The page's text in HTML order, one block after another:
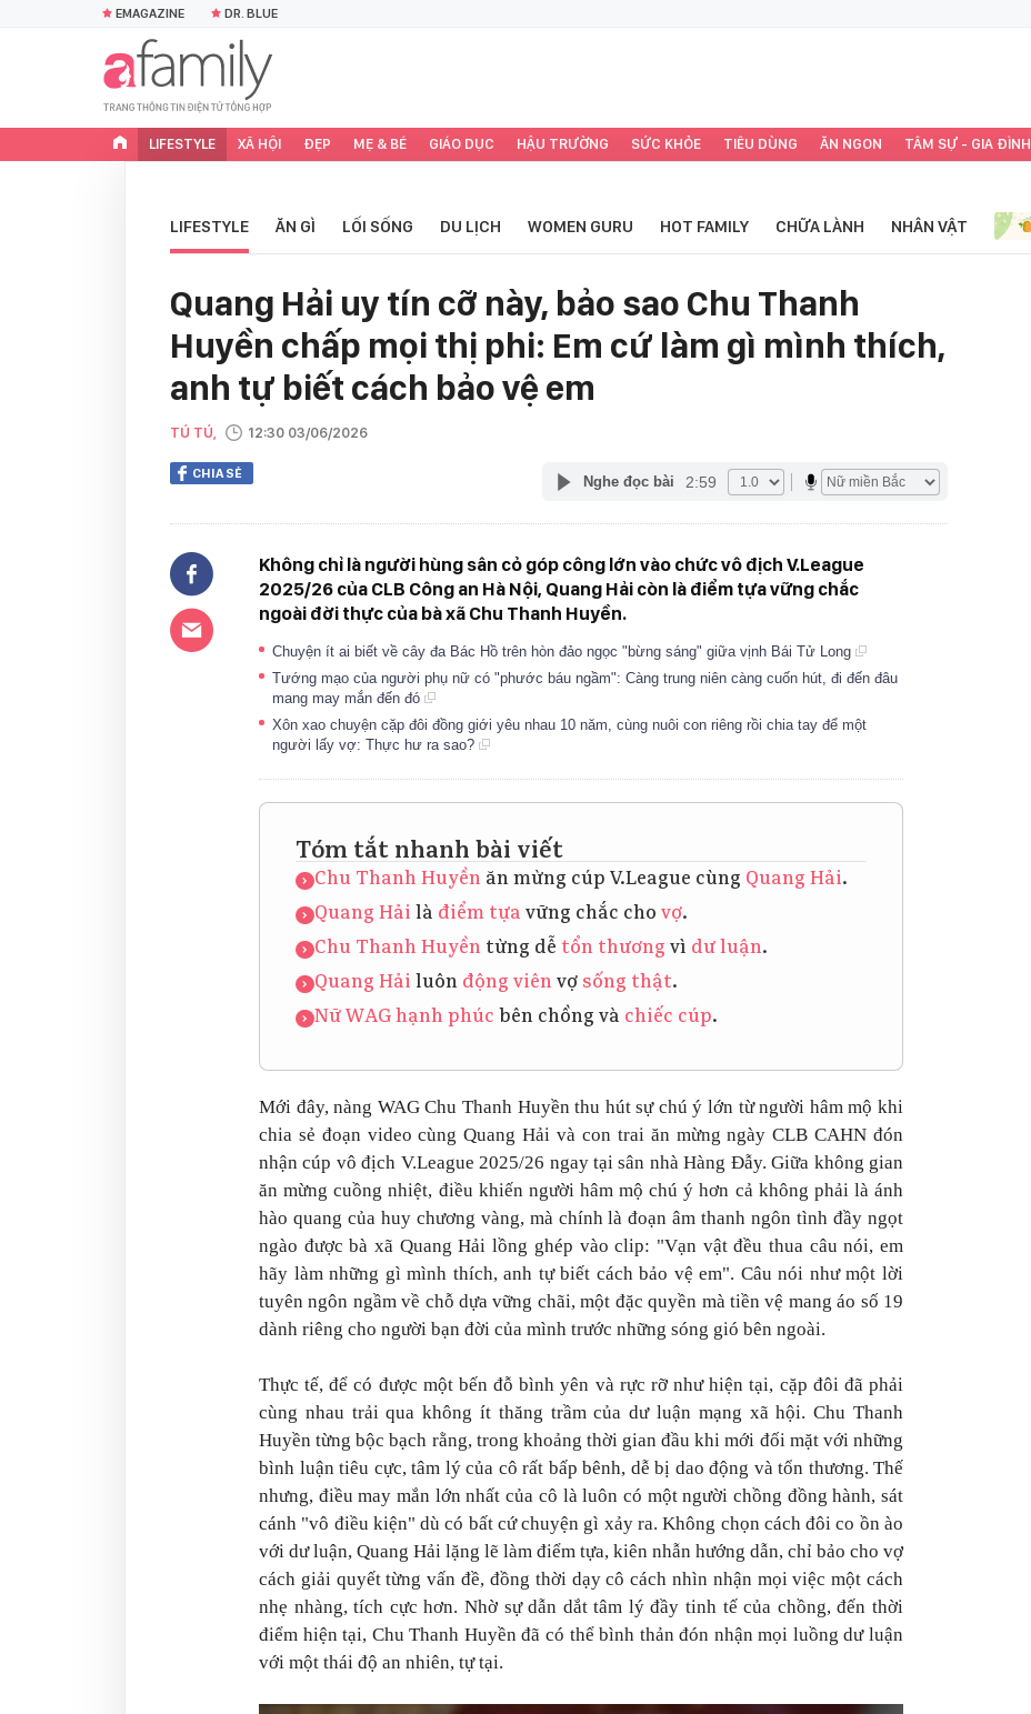
EMAGAZINE DR. BLUE
LIFESTYLE XÃ HỘI ĐẸP MẸ & BÉ GIÁO DỤC HẬU TRƯỜNG SỨC KHỎE TIÊU DÙNG ĂN NGON TÂM SỰ - GIA ĐÌNH
LIFESTYLE ĂN GÌ LỐI SỐNG DU LỊCH WOMEN GURU HOT FAMILY CHỮA LÀNH NHÂN VẬT
Quang Hải uy tín cỡ này, bảo sao Chu Thanh
Huyền chấp mọi thị phi: Em cứ làm gì mình thích,
anh tự biết cách bảo vệ em
TÚ TÚ, 12:30 03/06/2026
CHIA SẺ Nghe đọc bài 2:59
Không chỉ là người hùng sân cỏ góp công lớn vào chức vô địch V.League
2025/26 của CLB Công an Hà Nội, Quang Hải còn là điểm tựa vững chắc
ngoài đời thực của bà xã Chu Thanh Huyền.
Chuyện ít ai biết về cây đa Bác Hồ trên hòn đảo ngọc "bừng sáng" giữa vịnh Bái Tử Long
Tướng mạo của người phụ nữ có "phước báu ngầm": Càng trung niên càng cuốn hút, đi đến đâu
mang may mắn đến đó
Xôn xao chuyện cặp đôi đồng giới yêu nhau 10 năm, cùng nuôi con riêng rồi chia tay để một
người lấy vợ: Thực hư ra sao?
Tóm tắt nhanh bài viết
Chu Thanh Huyềnăn mừng cúp V.League cùng Quang Hải.
Quang Hải là điểm tựa vững chắc cho vợ.
Chu Thanh Huyềntừng dễ tổn thương vì dư luận.
Quang Hải luôn động viênvợ sống thật.
Nữ WAG hạnh phúc bên chồng và chiếc cúp.
Mới đây, nàng WAG Chu Thanh Huyền thu hút sự chú ý lớn từ người hâm mộ khi
chia sẻ đoạn video cùng Quang Hải và con trai ăn mừng ngày CLB CAHN đón
nhận cúp vô địch V.League 2025/26 ngay tại sân nhà Hàng Đẫy. Giữa không gian
ăn mừng cuồng nhiệt, điều khiến người hâm mộ chú ý hơn cả không phải là ánh
hào quang của huy chương vàng, mà chính là đoạn âm thanh ngôn tình đầy ngọt
ngào được bà xã Quang Hải lồng ghép vào clip: "Vạn vật đều thua câu nói, em
hãy làm những gì mình thích, anh tự biết cách bảo vệ em". Câu nói như một lời
tuyên ngôn ngầm về chỗ dựa vững chãi, một đặc quyền mà tiền vệ mang áo số 19
dành riêng cho người bạn đời của mình trước những sóng gió bên ngoài.
Thực tế, để có được một bến đỗ bình yên và rực rỡ như hiện tại, cặp đôi đã phải
cùng nhau trải qua không ít thăng trầm của dư luận mạng xã hội. Chu Thanh
Huyền từng bộc bạch rằng, trong khoảng thời gian đầu khi mới đối mặt với những
bình luận tiêu cực, tâm lý của cô rất bấp bênh, dễ bị dao động và tổn thương. Thế
nhưng, điều may mắn lớn nhất của cô là luôn có một người chồng đồng hành, sát
cánh "vô điều kiện" dù có bất cứ chuyện gì xảy ra. Không chọn cách đôi co ồn ào
với dư luận, Quang Hải lặng lẽ làm điểm tựa, kiên nhẫn hướng dẫn, chỉ bảo cho vợ
cách giải quyết từng vấn đề, đồng thời dạy cô cách nhìn nhận mọi việc một cách
nhẹ nhàng, tích cực hơn. Nhờ sự dẫn dắt tâm lý đầy tinh tế của chồng, đến thời
điểm hiện tại, Chu Thanh Huyền đã có thể bình thản đón nhận mọi luồng dư luận
với một thái độ an nhiên, tự tại.